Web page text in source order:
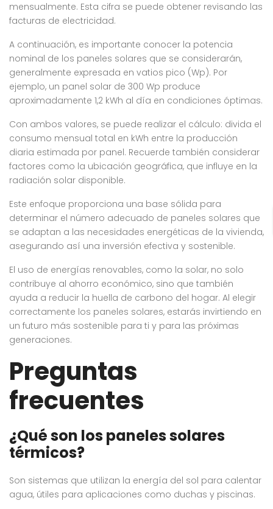
mensualmente. Esta cifra se puede obtener revisando las
facturas de electricidad.
A continuación, es importante conocer la potencia
nominal de los paneles solares que se considerarán,
generalmente expresada en vatios pico (Wp). Por
ejemplo, un panel solar de 300 Wp produce
aproximadamente 1,2 kWh al día en condiciones óptimas.
Con ambos valores, se puede realizar el cálculo: divida el
consumo mensual total en kWh entre la producción
diaria estimada por panel. Recuerde también considerar
factores como la ubicación geográfica, que influye en la
radiación solar disponible.
Este enfoque proporciona una base sólida para
determinar el número adecuado de paneles solares que
se adaptan a las necesidades energéticas de la vivienda,
asegurando así una inversión efectiva y sostenible.
El uso de energías renovables, como la solar, no solo
contribuye al ahorro económico, sino que también
ayuda a reducir la huella de carbono del hogar. Al elegir
correctamente los paneles solares, estarás invirtiendo en
un futuro más sostenible para ti y para las próximas
generaciones.
Preguntas
frecuentes
¿Qué son los paneles solares
térmicos?
Son sistemas que utilizan la energía del sol para calentar
agua, útiles para aplicaciones como duchas y piscinas.